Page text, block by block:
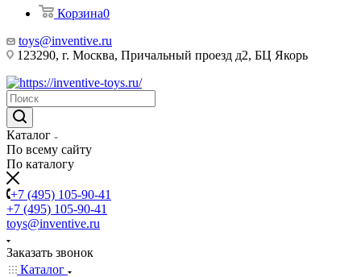
Корзина0
toys@inventive.ru
123290, г. Москва, Причальный проезд д2, БЦ Якорь
Каталог
По всему сайту
По каталогу
+7 (495) 105-90-41
+7 (495) 105-90-41
toys@inventive.ru
Заказать звонок
Каталог